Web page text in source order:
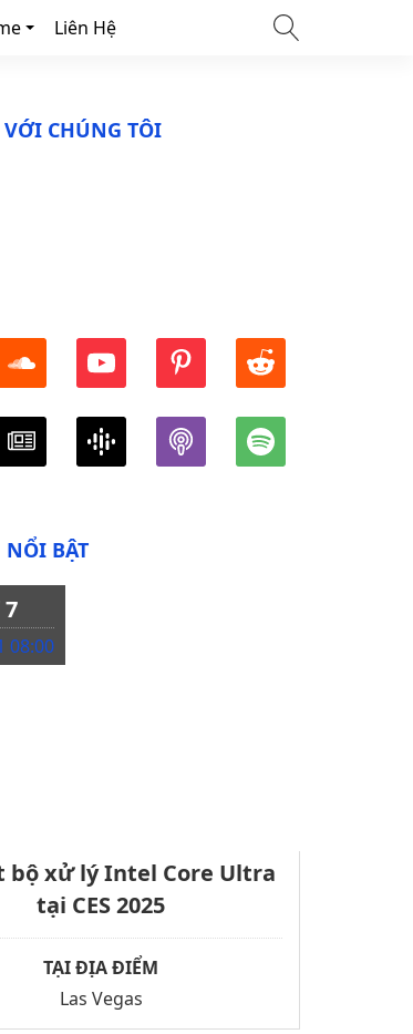
Liên Hệ
VỚI CHÚNG TÔI
BẬT
08:00
bộ xử lý Intel Core Ultra
tại CES 2025
TẠI ĐỊA ĐIỂM
Las Vegas